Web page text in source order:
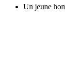
Un jeune